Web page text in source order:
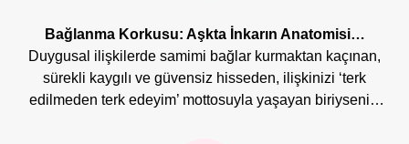
Bağlanma Korkusu: Aşkta İnkarın Anatomisi…
Duygusal ilişkilerde samimi bağlar kurmaktan kaçınan,
sürekli kaygılı ve güvensiz hisseden, ilişkinizi ‘terk
edilmeden terk edeyim’ mottosuyla yaşayan biriyseniz,